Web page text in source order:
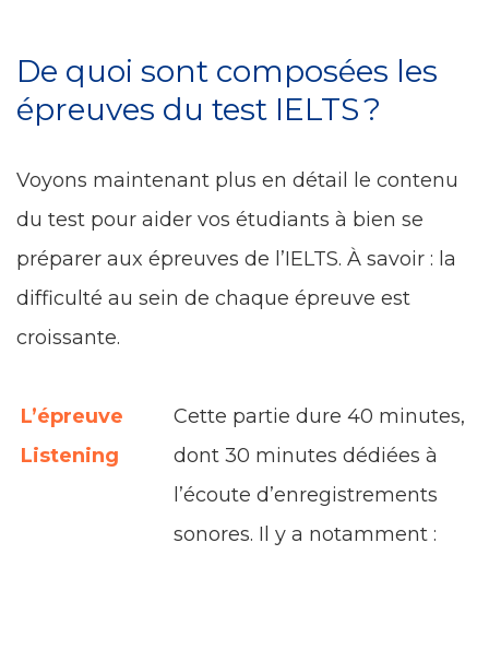
De quoi sont composées les
épreuves du test IELTS ?
Voyons maintenant plus en détail le contenu
du test pour aider vos étudiants à bien se
préparer aux épreuves de l’IELTS. À savoir : la
difficulté au sein de chaque épreuve est
croissante.
L’épreuve
Listening
Cette partie dure 40 minutes,
dont 30 minutes dédiées à
l’écoute d’enregistrements
sonores. Il y a notamment :